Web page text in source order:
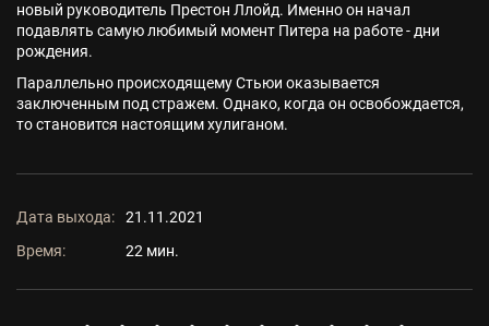
новый руководитель Престон Ллойд. Именно он начал
подавлять самую любимый момент Питера на работе - дни
рождения.
Параллельно происходящему Стьюи оказывается
заключенным под стражем. Однако, когда он освобождается,
то становится настоящим хулиганом.
Дата выхода:
21.11.2021
Время:
22 мин.